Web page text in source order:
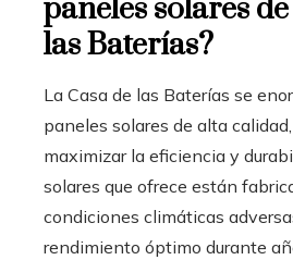
paneles solares
las Baterías?
La Casa de las Baterías se
paneles solares de alta
maximizar la eficiencia y
solares que ofrece están
condiciones climáticas
rendimiento óptimo durante